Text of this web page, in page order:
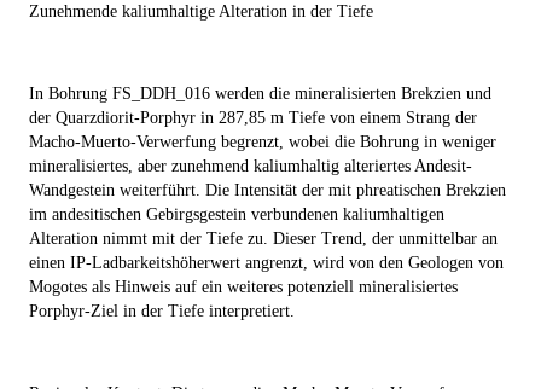
Zunehmende kaliumhaltige Alteration in der Tiefe
In Bohrung FS_DDH_016 werden die mineralisierten Brekzien und
der Quarzdiorit-Porphyr in 287,85 m Tiefe von einem Strang der
Macho-Muerto-Verwerfung begrenzt, wobei die Bohrung in weniger
mineralisiertes, aber zunehmend kaliumhaltig alteriertes Andesit-
Wandgestein weiterführt. Die Intensität der mit phreatischen Brekzien
im andesitischen Gebirgsgestein verbundenen kaliumhaltigen
Alteration nimmt mit der Tiefe zu. Dieser Trend, der unmittelbar an
einen IP-Ladbarkeitshöherwert angrenzt, wird von den Geologen von
Mogotes als Hinweis auf ein weiteres potenziell mineralisiertes
Porphyr-Ziel in der Tiefe interpretiert.